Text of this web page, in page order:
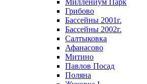
Миллениум Парк
Грибово
Бассейны 2001г.
Бассейны 2002г.
Салтыковка
Афанасово
Митино
Павлов Посад
Поляна